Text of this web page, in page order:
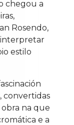
chegou a
Rosendo,
estilo
convertidas
na que
e a